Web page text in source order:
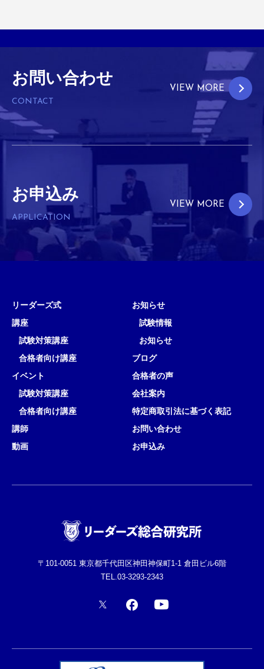
お問い合わせ
CONTACT
VIEW MORE
お申込み
APPLICATION
VIEW MORE
リーダーズ式
講座
試験対策講座
合格者向け講座
イベント
試験対策講座
合格者向け講座
講師
動画
お知らせ
試験情報
お知らせ
ブログ
合格者の声
会社案内
特定商取引法に基づく表記
お問い合わせ
お申込み
〒101-0051 東京都千代田区神田神保町1-1 倉田ビル6階
TEL.03-3293-2343